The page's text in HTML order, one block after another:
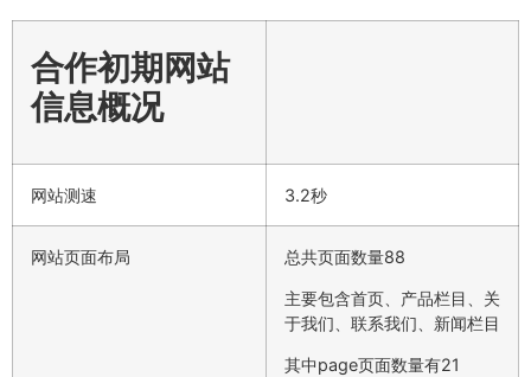
合作初期网站
信息概况
网站测速 3.2秒
网站页面布局 总共页面数量88
主要包含首页、产品栏目、关
于我们、联系我们、新闻栏目
其中page页面数量有21